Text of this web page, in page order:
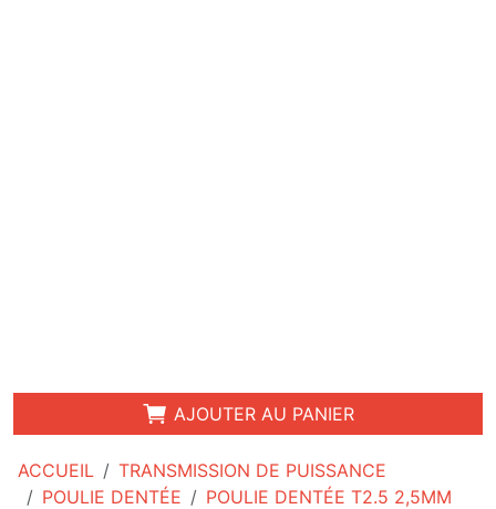
ACCUEIL
TRANSMISSION DE PUISSANCE
POULIE DENTÉE
POULIE DENTÉE T2.5 2,5MM
AJOUTER AU PANIER